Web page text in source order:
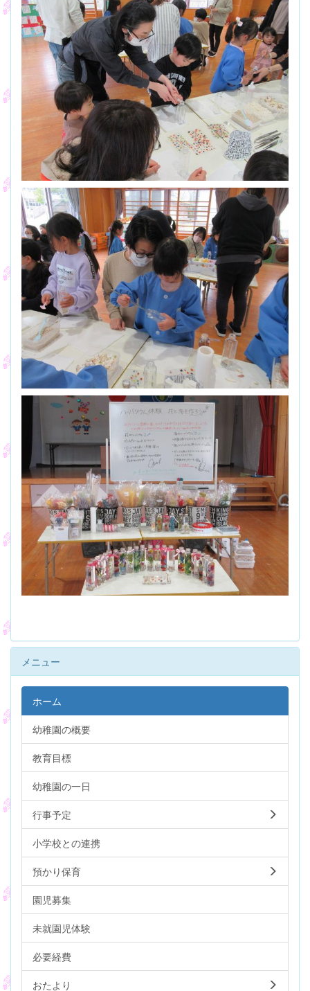
メニュー
ホーム
幼稚園の概要
教育目標
幼稚園の一日
行事予定
小学校との連携
預かり保育
園児募集
未就園児体験
必要経費
おたより